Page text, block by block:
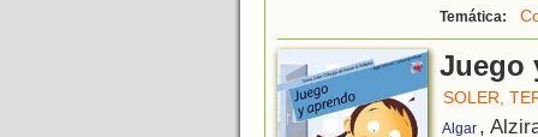
Temática:
Juego
SOLER,
Algar ,